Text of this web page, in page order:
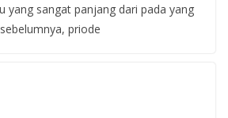
yang sangat panjang dari pada yang
priode